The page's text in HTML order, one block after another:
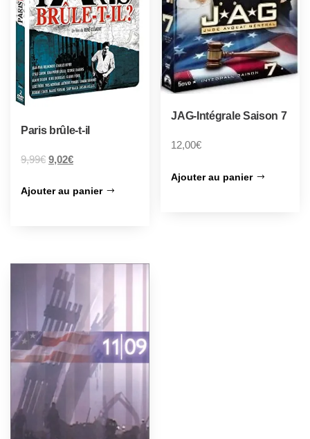
Paris brûle-t-il
9,99€ 9,02€
Ajouter au panier
JAG-Intégrale Saison 7
12,00€
Ajouter au panier